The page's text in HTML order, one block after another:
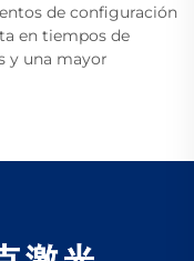
de configuración
en tiempos de
y una mayor